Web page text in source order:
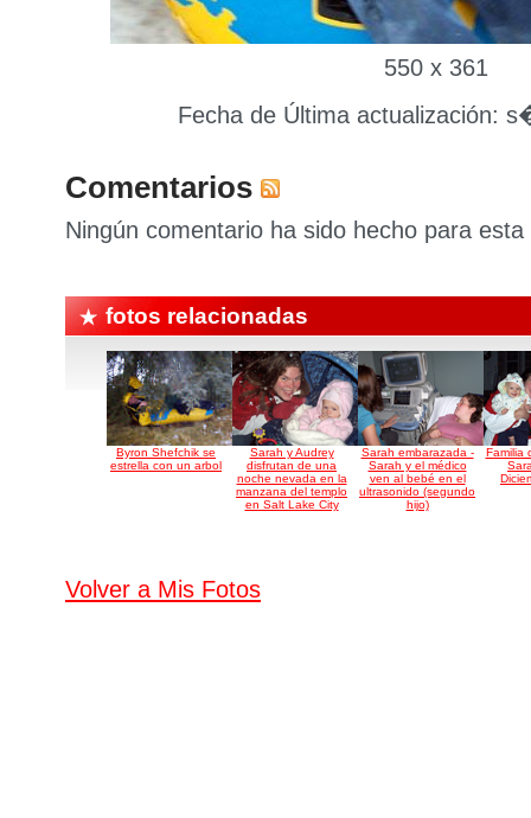
550 x 361
Fecha de Última actualización:
Comentarios
Ningún comentario ha sido hecho para esta
fotos relacionadas
Byron Shefchik se
estrella con un arbol
Sarah y Audrey
disfrutan de una
noche nevada en la
manzana del templo
en Salt Lake City
Sarah embarazada -
Sarah y el médico
ven al bebé en el
ultrasonido (segundo
hijo)
Familia
Volver a Mis Fotos